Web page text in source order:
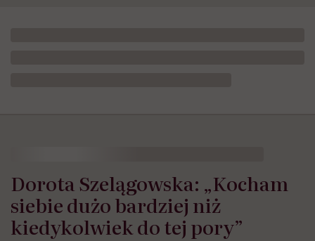
Dorota Szelągowska: „Kocham
siebie dużo bardziej niż
kiedykolwiek do tej pory”